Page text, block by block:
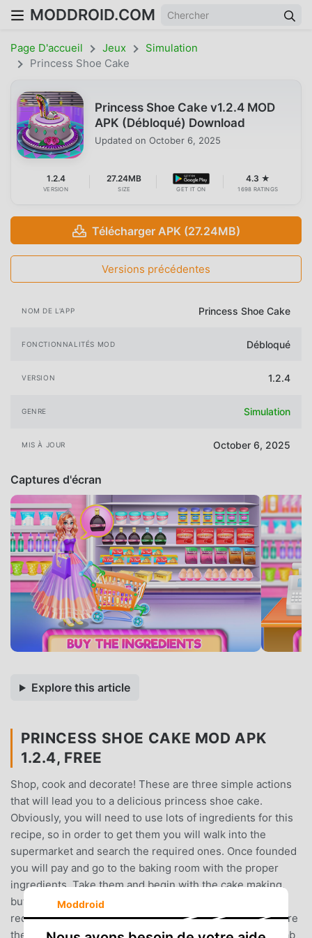
MODDROID.COM
Page D'accueil Jeux
Simulation
Princess Shoe Cake
Princess Shoe Cake v1.2.4 MOD
APK (Débloqué) Download
Updated on October 6, 2025
1.2.4
VERSION
27.24MB
SIZE GET IT ON
4.3 ★
1698 RATINGS
Télécharger APK (27.24MB)
Versions précédentes
NOM DE L'APP Princess Shoe Cake
FONCTIONNALITÉS MOD Débloqué
VERSION 1.2.4
GENRE Simulation
MIS À JOUR October 6, 2025
Captures d'écran
Explore this article
PRINCESS SHOE CAKE MOD APK
1.2.4, FREE
Shop, cook and decorate! These are three simple actions
that will lead you to a delicious princess shoe cake.
Obviously, you will need to use lots of ingredients for this
recipe, so in order to get them you will walk into the
supermarket and search the required ones. Once founded
you will pay and go to the baking room with the proper
ingredients. Take them and begin with the cake making,
but to be able to respect your recipe you must know the
required ingredients. So use the bought ones and prepare
the composition. Now you are in the kitchen, you will grab
Moddroid